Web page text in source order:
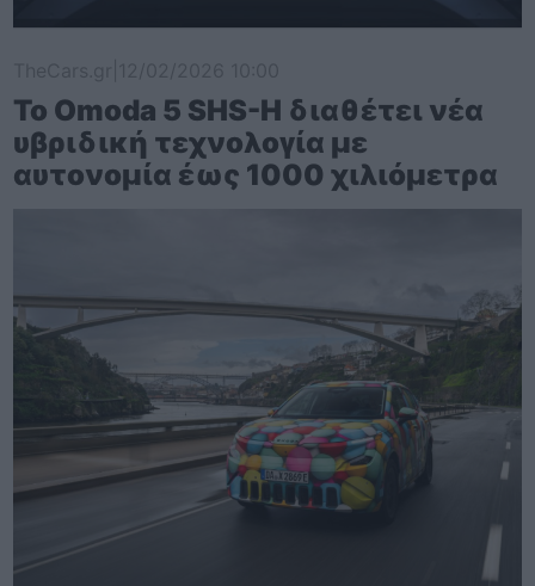
Το Omoda 5 SHS-H διαθέτει νέα
υβριδική τεχνολογία με
αυτονομία έως 1000 χιλιόμετρα